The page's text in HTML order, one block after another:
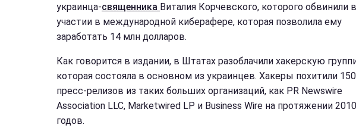
украинца-священника Виталия Корчевского, которого обвинили в
участии в международной киберафере, которая позволила ему
заработать 14 млн долларов.
Как говорится в издании, в Штатах разоблачили хакерскую
которая состояла в основном из украинцев. Хакеры похитили
пресс-релизов из таких больших организаций, как PR Newswire
Association LLC, Marketwired LP и Business Wire на протяжении
годов.